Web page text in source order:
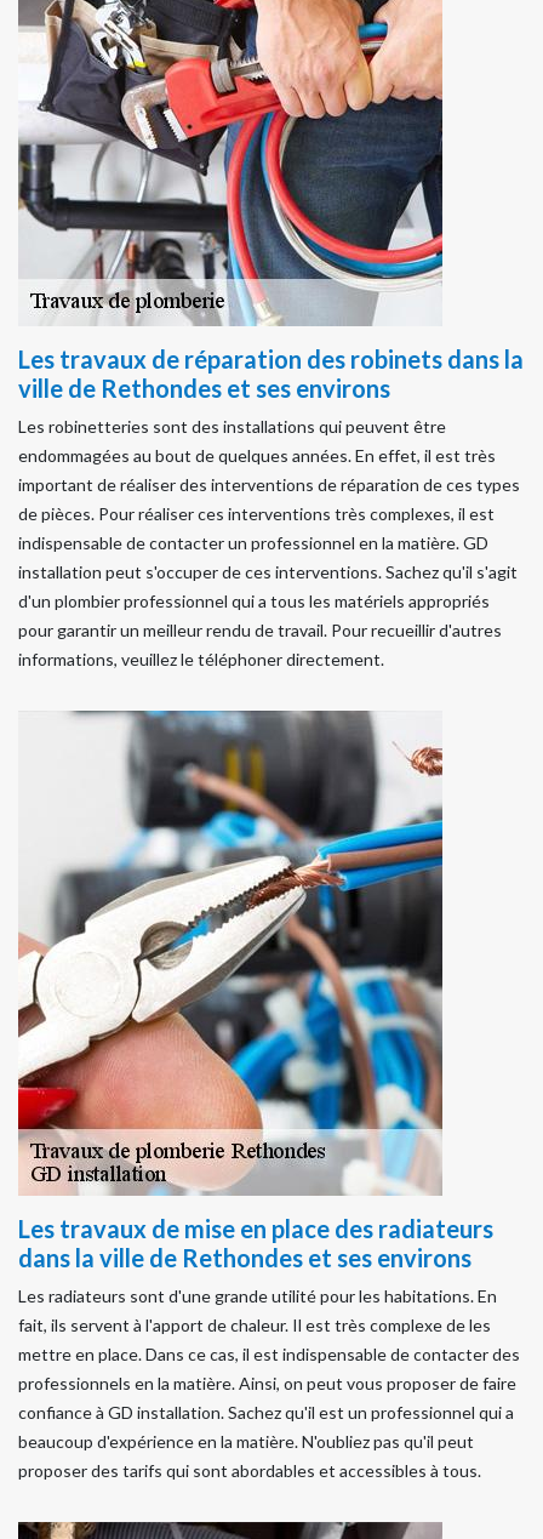
Les travaux de réparation des robinets dans la
ville de Rethondes et ses environs
Les robinetteries sont des installations qui peuvent être
endommagées au bout de quelques années. En effet, il est très
important de réaliser des interventions de réparation de ces types
de pièces. Pour réaliser ces interventions très complexes, il est
indispensable de contacter un professionnel en la matière. GD
installation peut s'occuper de ces interventions. Sachez qu'il s'agit
d'un plombier professionnel qui a tous les matériels appropriés
pour garantir un meilleur rendu de travail. Pour recueillir d'autres
informations, veuillez le téléphoner directement.
Les travaux de mise en place des radiateurs
dans la ville de Rethondes et ses environs
Les radiateurs sont d'une grande utilité pour les habitations. En
fait, ils servent à l'apport de chaleur. Il est très complexe de les
mettre en place. Dans ce cas, il est indispensable de contacter des
professionnels en la matière. Ainsi, on peut vous proposer de faire
confiance à GD installation. Sachez qu'il est un professionnel qui a
beaucoup d'expérience en la matière. N'oubliez pas qu'il peut
proposer des tarifs qui sont abordables et accessibles à tous.